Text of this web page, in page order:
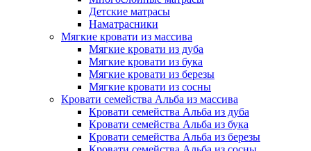
Детские матрасы
Наматрасники
Мягкие кровати из массива
Мягкие кровати из дуба
Мягкие кровати из бука
Мягкие кровати из березы
Мягкие кровати из сосны
Кровати семейства Альба из массива
Кровати семейства Альба из дуба
Кровати семейства Альба из бука
Кровати семейства Альба из березы